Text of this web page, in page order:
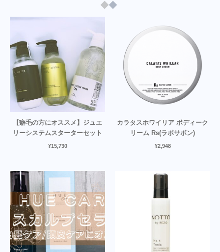
【癖毛の方にオススメ】ジュエ
リーシステムスターターセット
¥15,730
カラタスホワイリア ボディーク
リーム Rs(ラポサボン)
¥2,948